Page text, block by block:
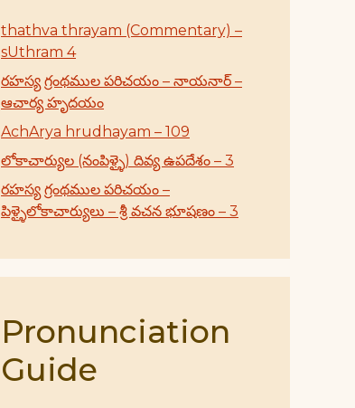
thathva thrayam (Commentary) –
sUthram 4
రహస్య గ్రంథముల పరిచయం – నాయనార్ –
ఆచార్య హృదయం
AchArya hrudhayam – 109
లోకాచార్యుల (నంపిళ్ళై) దివ్య ఉపదేశం – 3
రహస్య గ్రంథముల పరిచయం –
పిళ్ళైలోకాచార్యులు – శ్రీ వచన భూషణం – 3
Pronunciation
Guide